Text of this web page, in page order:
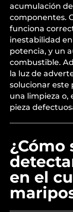
acumulación
componentes.
funciona
inestabilidad
potencia, y un
combustible.
la luz de
solucionar este
una limpieza o,
pieza
¿Cómo
en el